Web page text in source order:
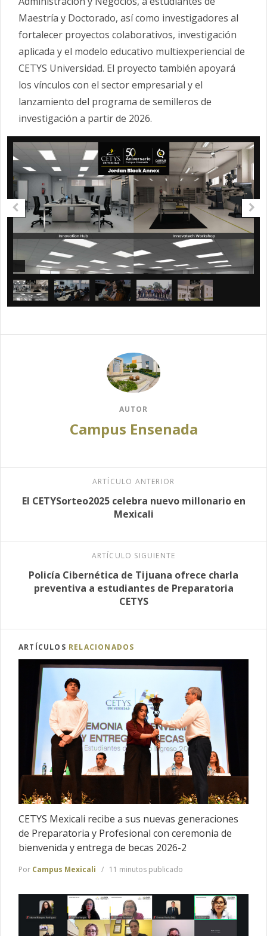
Maestría y Doctorado, así como investigadores al
fortalecer proyectos colaborativos, investigación
aplicada y el modelo educativo multiexperiencial de
CETYS Universidad. El proyecto también apoyará
los vínculos con el sector empresarial y el
lanzamiento del programa de semilleros de
investigación a partir de 2026.
AUTOR
Campus Ensenada
ARTÍCULO ANTERIOR
El CETYSorteo2025 celebra nuevo millonario en
Mexicali
ARTÍCULO SIGUIENTE
Policía Cibernética de Tijuana ofrece charla
preventiva a estudiantes de Preparatoria
CETYS
ARTÍCULOS RELACIONADOS
CETYS Mexicali recibe a sus nuevas generaciones
de Preparatoria y Profesional con ceremonia de
bienvenida y entrega de becas 2026-2
Por Campus Mexicali 11 minutos publicado